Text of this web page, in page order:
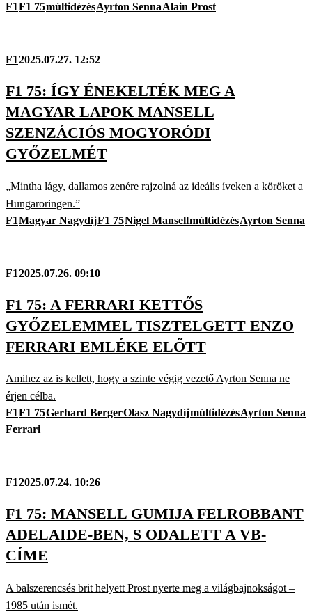
F1F1 75múltidézésAyrton SennaAlain Prost
F12025.07.27. 12:52
F1 75: ÍGY ÉNEKELTÉK MEG A
MAGYAR LAPOK MANSELL
SZENZÁCIÓS MOGYORÓDI
GYŐZELMÉT
„Mintha lágy, dallamos zenére rajzolná az ideális íveken a köröket a
Hungaroringen.”
F1Magyar NagydíjF1 75Nigel MansellmúltidézésAyrton Senna
F12025.07.26. 09:10
F1 75: A FERRARI KETTŐS
GYŐZELEMMEL TISZTELGETT ENZO
FERRARI EMLÉKE ELŐTT
Amihez az is kellett, hogy a szinte végig vezető Ayrton Senna ne
érjen célba.
F1F1 75Gerhard BergerOlasz NagydíjmúltidézésAyrton Senna
Ferrari
F12025.07.24. 10:26
F1 75: MANSELL GUMIJA FELROBBANT
ADELAIDE-BEN, S ODALETT A VB-
CÍME
A balszerencsés brit helyett Prost nyerte meg a világbajnokságot –
1985 után ismét.